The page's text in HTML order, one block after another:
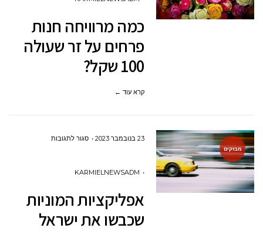
פרחים
על
כמה מרוויחה חנות
פרחים על זר שעולה
100 שקל?
קרא עוד ←
מבזקים
23 בנובמבר 2023 סגור לתגובותעל
את
ישראל
KARMIELNEWSADM
אפליקציות המוניות
שכבשו את ישראל